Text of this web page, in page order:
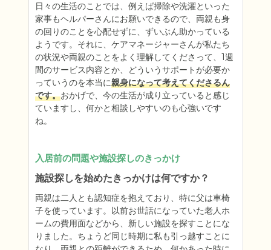
日々の生活のことでは、例えば掃除や洗濯といった
家事もヘルパーさんにお願いできるので、両親も身
の回りのことを心配せずに、ずいぶん助かっている
ようです。それに、ケアマネージャーさんが私たち
の状況や両親のことをよく理解してくださって、1週
間のサービス内容とか、どういうサポートが必要か
っていうのを本当に親身になって考えてくださるん
です。おかげで、今の生活が成り立っていると感じ
ていますし、何かと相談しやすいのも心強いです
ね。
入居前の問題や施設探しのきっかけ
施設探しを始めたきっかけは何ですか？
両親は二人とも認知症を抱えており、特に父は車椅
子を使っています。以前お世話になっていた老人ホ
ームの費用面などから、新しい施設を探すことにな
りました。ちょうど同じ時期に私も引っ越すことに